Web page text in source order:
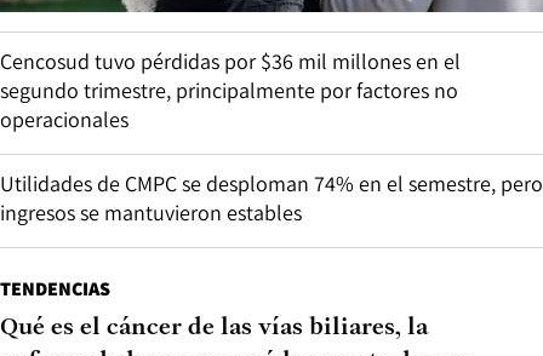
Cencosud tuvo pérdidas por $36 mil millones en el
segundo trimestre, principalmente por factores no
operacionales
Utilidades de CMPC se desploman 74% en el semestre, pero
ingresos se mantuvieron estables
TENDENCIAS
Qué es el cáncer de las vías biliares, la